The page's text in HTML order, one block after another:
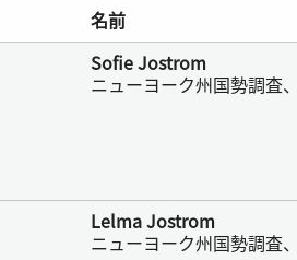
名前
Sofie Jostrom
ニューヨーク州国勢調査
Lelma Jostrom
ニューヨーク州国勢調査